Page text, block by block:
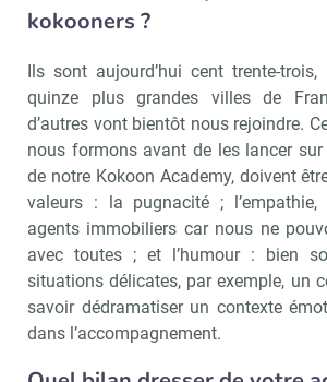
kokooners ?
Ils sont aujourd’hui cent trente-
quinze plus grandes villes de
d’autres vont bientôt nous rejoindre.
nous formons avant de les lancer
de notre Kokoon Academy, doivent
valeurs : la pugnacité ;
agents immobiliers car nous ne
avec toutes ; et l’humour : bien
situations délicates, par exemple, un
savoir dédramatiser un contexte
dans l’accompagnement.